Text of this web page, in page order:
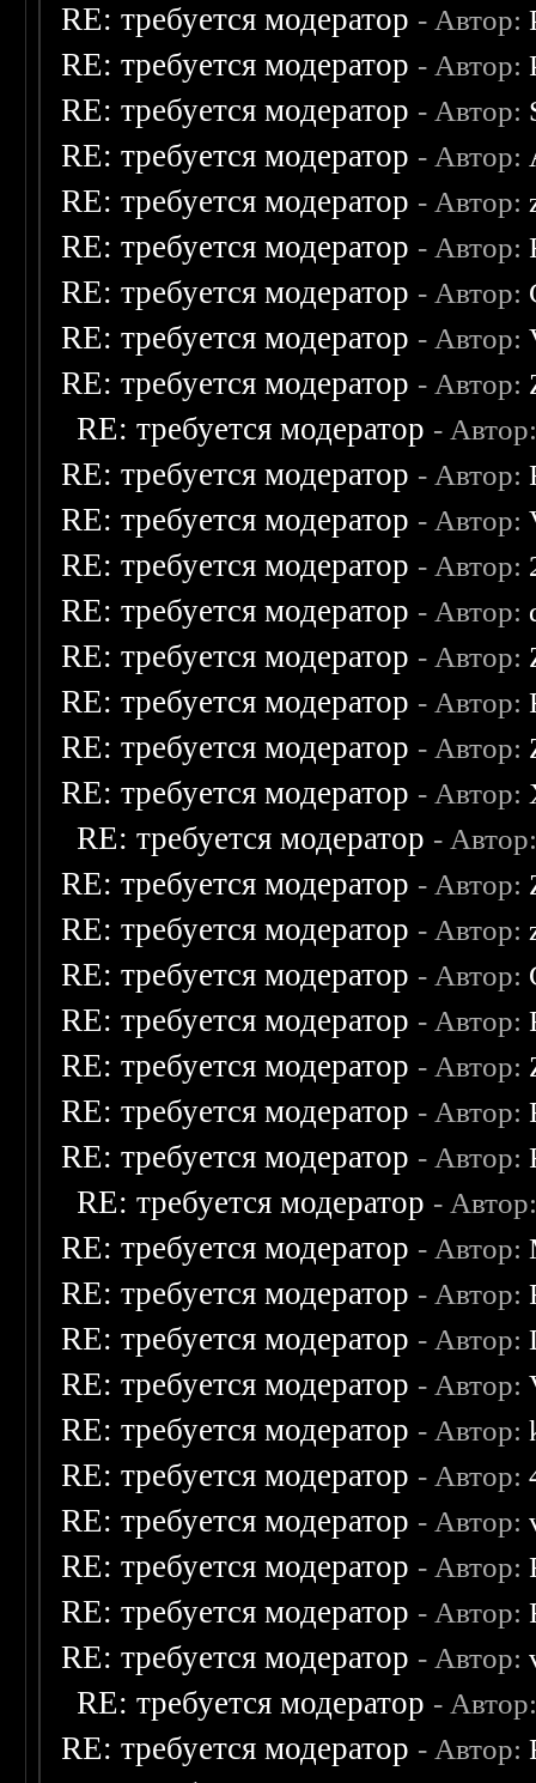
RE: требуется модератор - Автор:
RE: требуется модератор - Автор:
RE: требуется модератор - Автор:
RE: требуется модератор - Автор:
RE: требуется модератор - Автор:
RE: требуется модератор - Автор:
RE: требуется модератор - Автор:
RE: требуется модератор - Автор:
RE: требуется модератор - Автор:
RE: требуется модератор -
RE: требуется модератор - Автор:
RE: требуется модератор - Автор:
RE: требуется модератор - Автор:
RE: требуется модератор - Автор:
RE: требуется модератор - Автор:
RE: требуется модератор - Автор:
RE: требуется модератор - Автор:
RE: требуется модератор - Автор:
RE: требуется модератор -
RE: требуется модератор - Автор:
RE: требуется модератор - Автор:
RE: требуется модератор - Автор:
RE: требуется модератор - Автор:
RE: требуется модератор - Автор:
RE: требуется модератор - Автор:
RE: требуется модератор - Автор:
RE: требуется модератор -
RE: требуется модератор - Автор:
RE: требуется модератор - Автор:
RE: требуется модератор - Автор:
RE: требуется модератор - Автор:
RE: требуется модератор - Автор:
RE: требуется модератор - Автор:
RE: требуется модератор - Автор:
RE: требуется модератор - Автор:
RE: требуется модератор - Автор:
RE: требуется модератор - Автор:
RE: требуется модератор -
RE: требуется модератор - Автор: